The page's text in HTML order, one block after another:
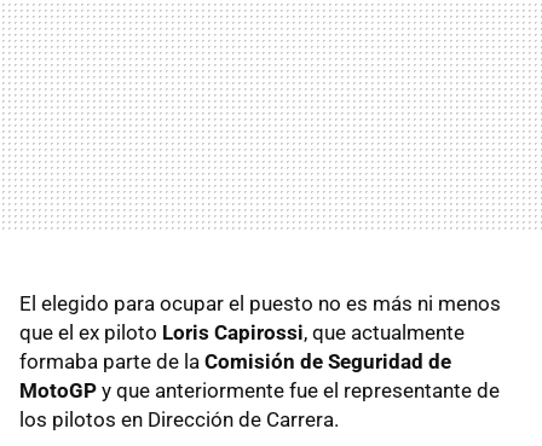
El elegido para ocupar el puesto no es más ni menos
que el ex piloto Loris Capirossi, que actualmente
formaba parte de la Comisión de Seguridad de
MotoGP y que anteriormente fue el representante de
los pilotos en Dirección de Carrera.